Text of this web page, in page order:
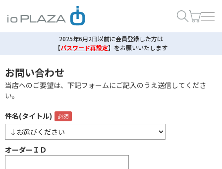
2025年6月2日以前に会員登録した方は
【パスワード再設定】 をお願いいたします
お問い合わせ
当店へのご要望は、下記フォームにご記入のうえ送信してくださ
い。
件名(タイトル)
オーダーＩＤ